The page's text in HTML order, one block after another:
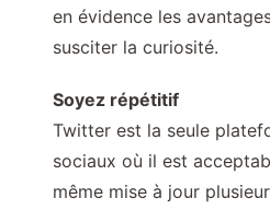
en évidence les
susciter la curiosité.
Soyez répétitif
Twitter est la seule
sociaux où il est
même mise à jour